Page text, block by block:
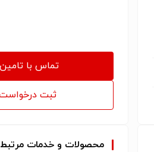
تماس با
ثبت
محصولات و خدمات